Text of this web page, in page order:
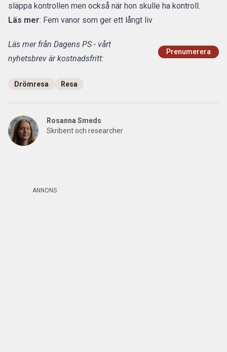
släppa kontrollen men också när hon skulle ha kontroll.
Läs mer: Fem vanor som ger ett långt liv
Läs mer från Dagens PS - vårt
nyhetsbrev är kostnadsfritt:
Prenumerera
Drömresa Resa
Rosanna Smeds
Skribent och researcher
ANNONS